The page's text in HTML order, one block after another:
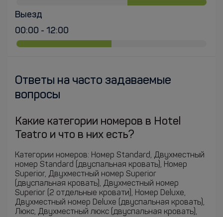
Выезд
00:00 - 12:00
Ответы на часто задаваемые
вопросы
Какие категории номеров в Hotel
Teatro и что в них есть?
Категории номеров: Номер Standard, Двухместный
номер Standard (двуспальная кровать), Номер
Superior, Двухместный номер Superior
(двуспальная кровать), Двухместный номер
Superior (2 отдельные кровати), Номер Deluxe,
Двухместный номер Deluxe (двуспальная кровать),
Люкс, Двухместный люкс (двуспальная кровать),